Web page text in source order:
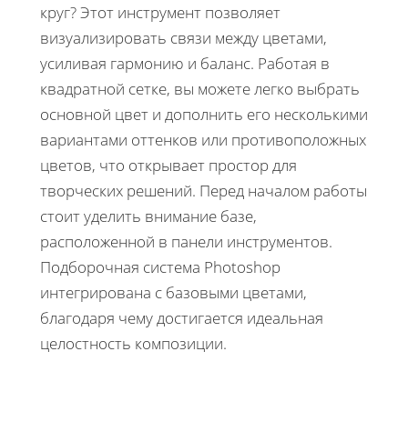
круг? Этот инструмент позволяет
визуализировать связи между цветами,
усиливая гармонию и баланс. Работая в
квадратной сетке, вы можете легко выбрать
основной цвет и дополнить его несколькими
вариантами оттенков или противоположных
цветов, что открывает простор для
творческих решений. Перед началом работы
стоит уделить внимание базе,
расположенной в панели инструментов.
Подборочная система Photoshop
интегрирована с базовыми цветами,
благодаря чему достигается идеальная
целостность композиции.